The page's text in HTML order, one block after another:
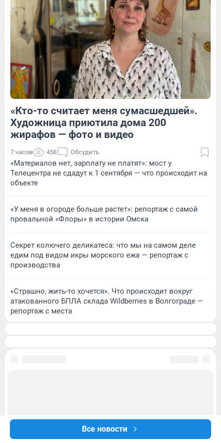
Все новости
Обсудить Обсудить
1 Обсудить 7 Обсудить
«Кто-то считает меня сумасшедшей».
Художница приютила дома 200
жирафов — фото и видео
7 часов 458 Обсудить
«Материалов нет, зарплату не платят»: мост у
Телецентра не сдадут к 1 сентября — что происходит на
объекте
«У меня в огороде больше растет»: репортаж с самой
провальной «Флоры» в истории Омска
Секрет колючего деликатеса: что мы на самом деле
едим под видом икры морского ежа — репортаж с
производства
«Страшно, жить-то хочется». Что происходит вокруг
атакованного БПЛА склада Wildberries в Волгограде —
репортаж с места